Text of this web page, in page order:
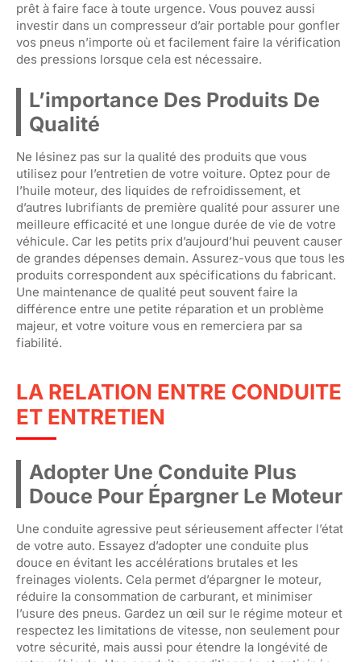
prêt à faire face à toute urgence. Vous pouvez aussi
investir dans un compresseur d’air portable pour gonfler
vos pneus n’importe où et facilement faire la vérification
des pressions lorsque cela est nécessaire.
L’importance Des Produits De
Qualité
Ne lésinez pas sur la qualité des produits que vous
utilisez pour l’entretien de votre voiture. Optez pour de
l’huile moteur, des liquides de refroidissement, et
d’autres lubrifiants de première qualité pour assurer une
meilleure efficacité et une longue durée de vie de votre
véhicule. Car les petits prix d’aujourd’hui peuvent causer
de grandes dépenses demain. Assurez-vous que tous les
produits correspondent aux spécifications du fabricant.
Une maintenance de qualité peut souvent faire la
différence entre une petite réparation et un problème
majeur, et votre voiture vous en remerciera par sa
fiabilité.
LA RELATION ENTRE CONDUITE
ET ENTRETIEN
Adopter Une Conduite Plus
Douce Pour Épargner Le Moteur
Une conduite agressive peut sérieusement affecter l’état
de votre auto. Essayez d’adopter une conduite plus
douce en évitant les accélérations brutales et les
freinages violents. Cela permet d’épargner le moteur,
réduire la consommation de carburant, et minimiser
l’usure des pneus. Gardez un œil sur le régime moteur et
respectez les limitations de vitesse, non seulement pour
votre sécurité, mais aussi pour étendre la longévité de